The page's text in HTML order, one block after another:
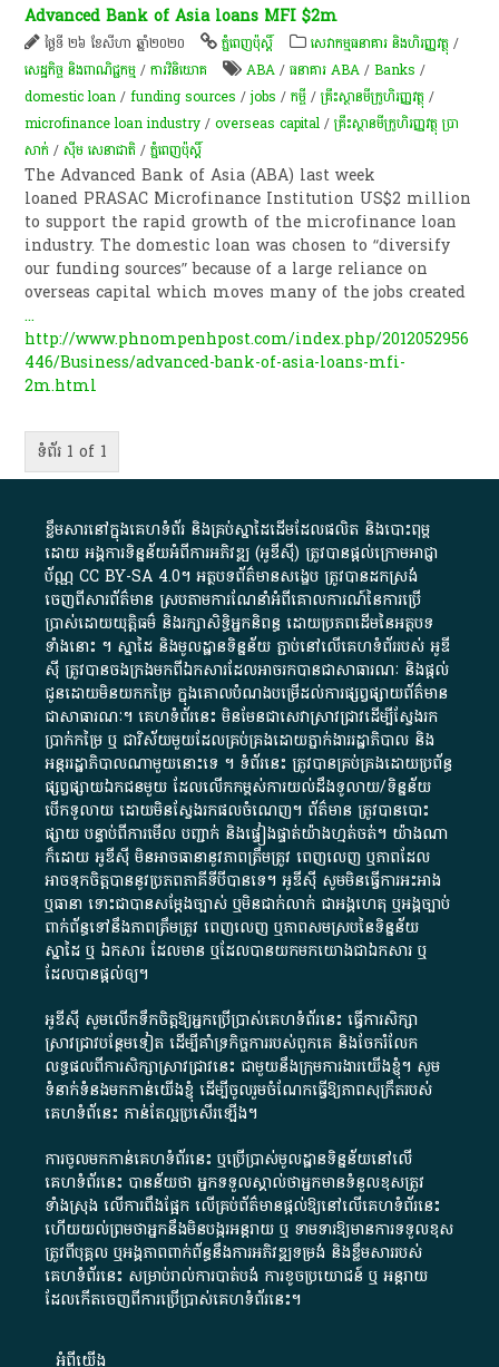
Advanced Bank of Asia loans MFI $2m
ថ្ងៃទី ២៦ ខែសីហា ឆ្នាំ២០២០ ភ្នំពេញប៉ុស្តិ៍ សេវាកម្មធនាគារ និងហិរញ្ញវត្ថុ /
សេដ្ឋកិច្ច និងពាណិជ្ជកម្ម /ការវិនិយោគ ABA /ធនាគារ ABA /Banks /
domestic loan /funding sources /jobs /កម្ចី​ /គ្រឹះស្ថានមីក្រូហិរញ្ញវត្ថុ /
microfinance loan industry /overseas capital /គ្រឹះស្ថានមីក្រូហិរញ្ញវត្ថុ ប្រា
សាក់ /ស៊ីម សេនាជាតិ /ភ្នំពេញប៉ុស្តិ៍
The Advanced Bank of Asia (ABA) last week
loaned PRASAC Microfinance Institution US$2 million
to support the rapid growth of the microfinance loan
industry. The domestic loan was chosen to “diversify
our funding sources” because of a large reliance on
overseas capital which moves many of the jobs created
...
http://www.phnompenhpost.com/index.php/2012052956
446/Business/advanced-bank-of-asia-loans-mfi-
2m.html
ទំព័រ 1 of 1
ខ្លឹមសារ​នៅ​ក្នុង​គេហទំព័រ និង​គ្រប់​ស្នា​ដៃ​ដើម​ដែល​ផលិត​ និង​បោះពុម្ព​
ដោយ​ អង្គការ​ទិន្នន័យ​អំពី​ការអភិវឌ្ឍ​​ (អូ​ឌី​ស៊ី)​ ត្រូវ​បាន​ផ្តល់​ក្រោម​អាជ្ញា
ប័ណ្ណ​CC BY-SA 4.0។​ អត្ថបទ​ព័ត៌មាន​សង្ខេប​ ត្រូវ​បាន​ដកស្រង់​
ចេញពី​សារព័ត៌មាន ស្របតាមការ​ណែនាំ​អំពី​គោលការណ៍​នៃ​ការ​ប្រើ
ប្រាស់​ដោយ​យុត្តិធម៌​ និង​រក្សាសិទ្ធិអ្នកនិពន្ធ ដោយ​ប្រភពដើម​នៃ​​អត្ថបទ
ទាំង​នោះ​ ។​ ស្នាដៃ​ និង​មូលដ្ឋាន​ទិន្នន័យ ​ភ្ជាប់​នៅ​លើ​គេហទំព័រ​របស់​ អូ​ឌី​
ស៊ី​ ត្រូវ​បាន​ចងក្រង​មក​ពី​ឯកសារ​ដែល​អាច​រក​បានជា​សាធារណៈ​ និង​ផ្តល់​
ជូន​ដោយ​មិន​យក​កម្រៃ​ ក្នុង​គោលបំណង​បម្រើ​ដល់ការ​ផ្សព្វផ្សាយ​ព័ត៌មាន​
ជា​សាធារណៈ​។​ គេហទំព័រ​នេះ​ មិនមែន​ជា​សេវា​ស្រាវជ្រាវ​ដើម្បី​ស្វែងរក
ប្រាក់​កម្រៃ​ ឬ​ ជា​វិស័យ​មួយ​ដែល​គ្រប់គ្រង​ដោយ​ភ្នាក់ងារ​រដ្ឋាភិបាល​ និង ​
អន្តររដ្ឋាភិបាល​ណាមួយ​នោះ​ទេ ​។​ ទំព័រ​នេះ​ ត្រូវ​បាន​គ្រប់គ្រង​ដោយ​ប្រព័ន្ធ​
ផ្សព្វផ្សាយ​ឯកជន​មួយ​ ដែល​លើកកម្ពស់​ការ​យល់​ដឹង​ទូលាយ​/​ទិន្នន័យ​
បើក​ទូលាយ​ ដោយ​មិនស្វែង​រក​ផល​ចំណេញ​។​ ព័ត៌មាន​ ត្រូវ​បាន​បោះ
ផ្សាយ​ បន្ទាប់​ពី​ការ​មើល​ បញ្ជាក់​ និង​ផ្ទៀងផ្ទាត់​យ៉ាង​ហ្មត់ចត់​។​ យ៉ាងណា​
ក៏​ដោយ​ អូ​ឌី​ស៊ី​ មិន​អាច​ធានា​នូវ​ភាព​ត្រឹមត្រូវ​ ពេញលេញ​ ឬ​ភាព​ដែល​
អាច​ទុកចិត្ត​បាននូវ​ប្រភព​ភាគី​ទី​បី​បាន​ទេ​។​ អូ​ឌី​ស៊ី​ សូម​មិន​ធ្វើការ​អះអាង​
ឬ​ធានា​ ទោះជា​បាន​សម្តែង​ច្បាស់​ ឬ​មិន​ជាក់លាក់​ ជា​អង្គហេតុ​ ឬ​អង្គច្បាប់​
ពាក់ព័ន្ធ​ទៅ​នឹង​ភាព​ត្រឹមត្រូវ​ ពេញលេញ​ ឬ​ភាព​សម​ស្រប​នៃ​ទិន្នន័យ​
ស្នាដៃ​ ឬ​ ឯកសារ​ ដែល​មាន​ ឬ​ដែល​បាន​យក​មក​យោង​ជា​ឯកសារ​ ឬ​
ដែល​បាន​ផ្តល់​ឲ្យ​។
អូឌីស៊ី សូមលើកទឹកចិត្តឱ្យអ្នកប្រើប្រាស់គេហទំព័រនេះ ធ្វើការសិក្សា
ស្រាវជ្រាវបន្ថែមទៀត ដើម្បីគាំទ្រកិច្ចការ​របស់ពួកគេ និងចែករំលែក
លទ្ធផលពីការសិក្សាស្រាវជ្រាវនេះ ជាមួយនឹងក្រុមការងារយើងខ្ញុំ។ សូម
ទំនាក់ទំនងមកកាន់យើងខ្ញុំ ដើម្បីចូលរួមចំណែកធ្វើឱ្យភាពសុក្រឹតរបស់
គេហទំព័នេះ កាន់តែល្អប្រសើរឡើង។
ការចូលមកកាន់គេហទំព័រនេះ ឬប្រើប្រាស់មូលដ្ឋានទិន្នន័យនៅលើ
គេហទំព័រនេះ បានន័យថា អ្នកទទួលស្គាល់ថាអ្នកមានទំនួលខុសត្រូវ
ទាំងស្រុង លើការពឹងផ្អែក លើគ្រប់ព័ត៌មានផ្តល់ឱ្យនៅលើគេហទំព័រនេះ
ហើយយល់ព្រមថាអ្នកនឹងមិនបង្ករអន្តរាយ ឬ ទាមទារ​ឱ្យមានការទទួលខុស​
ត្រូវពីបុគ្គល ឬអង្គភាពពាក់ព័ន្ធនឹងការអភិវឌ្ឍទម្រង់ និងខ្លឹមសាររបស់
គេហទំព័រនេះ សម្រាប់រាល់ការបាត់បង់ ការខូចប្រយោជន៍ ឬ អន្តរាយ
ដែលកើតចេញពីការប្រើប្រាស់គេហទំព័រនេះ។
អំពី​យើង​